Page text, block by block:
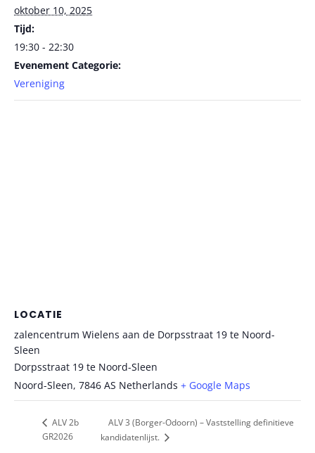
oktober 10, 2025
Tijd:
19:30 - 22:30
Evenement Categorie:
Vereniging
LOCATIE
zalencentrum Wielens aan de Dorpsstraat 19 te Noord-
Sleen
Dorpsstraat 19 te Noord-Sleen
Noord-Sleen, 7846 AS Netherlands + Google Maps
ALV 2b
GR2026
ALV 3 (Borger-Odoorn) – Vaststelling definitieve
kandidatenlijst.